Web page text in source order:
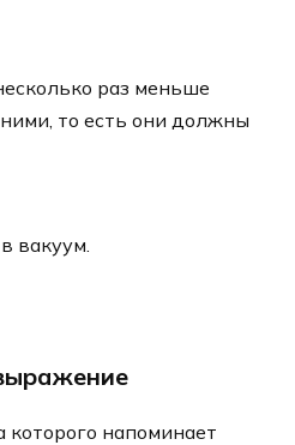
раз меньше
то есть они должны
вакуум.
напоминает